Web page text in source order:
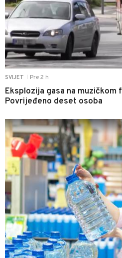
SVIJET Pre 2 h
Eksplozija gasa na muzičkom
Povrijeđeno deset osoba